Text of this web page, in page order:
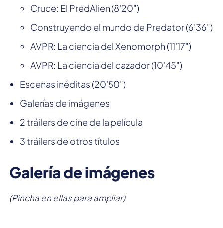
Cruce: El PredAlien (8'20")
Construyendo el mundo de Predator (6'36")
AVPR: La ciencia del Xenomorph (11'17")
AVPR: La ciencia del cazador (10'45")
Escenas inéditas (20'50")
Galerías de imágenes
2 tráilers de cine de la película
3 tráilers de otros títulos
Galería de imágenes
(Pincha en ellas para ampliar)